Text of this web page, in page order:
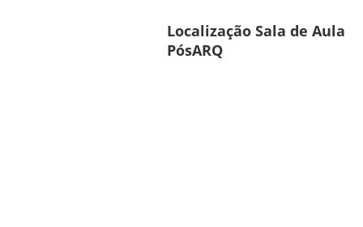
Localização Sala de Aula
PósARQ